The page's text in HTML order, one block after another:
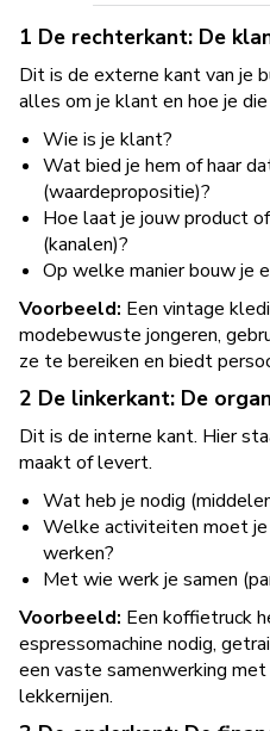
1 De rechterkant: De
Dit is de externe kant van je
alles om je klant en hoe je
Wie is je klant?
Wat bied je hem of haar
(waardepropositie)?
Hoe laat je jouw product
(kanalen)?
Op welke manier bouw je
Voorbeeld: Een vintage
modebewuste jongeren,
ze te bereiken en biedt
2 De linkerkant: De
Dit is de interne kant. Hier
maakt of levert.
Wat heb je nodig
Welke activiteiten moet
werken?
Met wie werk je samen
Voorbeeld: Een koffietruck
espressomachine nodig,
een vaste samenwerking
lekkernijen.